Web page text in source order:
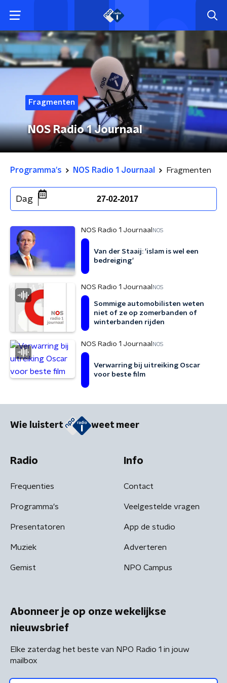
Fragmenten
NOS Radio 1 Journaal
Programma's NOS Radio 1 Journaal Fragmenten
Dag 27-02-2017
NOS Radio 1 Journaal NOS
Van der Staaij: 'islam is wel een
bedreiging'
NOS Radio 1 Journaal NOS
Sommige automobilisten weten
niet of ze op zomerbanden of
winterbanden rijden
NOS Radio 1 Journaal NOS
Verwarring bij uitreiking Oscar
voor beste film
Wie luistert weet meer
Radio
Frequenties
Programma's
Presentatoren
Muziek
Gemist
Info
Contact
Veelgestelde vragen
App de studio
Adverteren
NPO Campus
Abonneer je op onze wekelijkse
nieuwsbrief
Elke zaterdag het beste van NPO Radio 1 in jouw
mailbox